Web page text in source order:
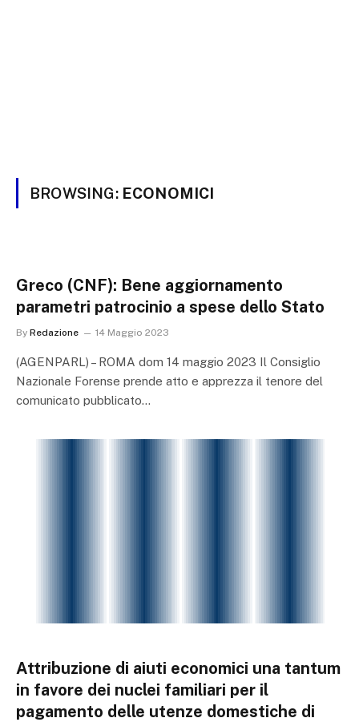
BROWSING: ECONOMICI
Greco (CNF): Bene aggiornamento
parametri patrocinio a spese dello Stato
By Redazione 14 Maggio 2023
(AGENPARL) – ROMA dom 14 maggio 2023 Il Consiglio
Nazionale Forense prende atto e apprezza il tenore del
comunicato pubblicato…
Attribuzione di aiuti economici una tantum
in favore dei nuclei familiari per il
pagamento delle utenze domestiche di